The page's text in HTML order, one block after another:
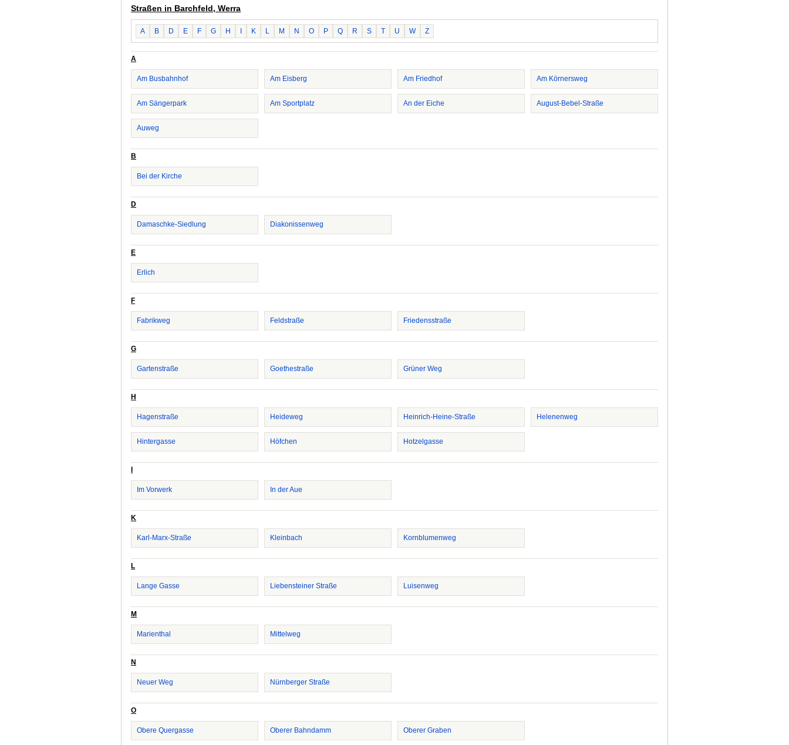
Straßen in Barchfeld, Werra
A B D E F G H K L M N O P Q R S T U W Z
A
Am Busbahnhof Am Eisberg Am Friedhof Am Körnersweg
Am Sängerpark Am Sportplatz An der Eiche August-Bebel-Straße
Auweg
B
Bei der Kirche
D
Damaschke-Siedlung Diakonissenweg
E
Erlich
F
Fabrikweg Feldstraße Friedensstraße
G
Gartenstraße Goethestraße Grüner Weg
H
Hagenstraße Heideweg Heinrich-Heine-Straße Helenenweg
Hintergasse Höfchen Hotzelgasse
Im Vorwerk In der Aue
K
Karl-Marx-Straße Kleinbach Kornblumenweg
L
Lange Gasse Liebensteiner Straße Luisenweg
M
Marienthal Mittelweg
N
Neuer Weg Nürnberger Straße
O
Obere Quergasse Oberer Bahndamm Oberer Graben